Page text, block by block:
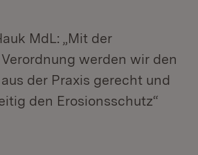
MdL: „Mit der
werden wir den
der Praxis gerecht und
den Erosionsschutz“